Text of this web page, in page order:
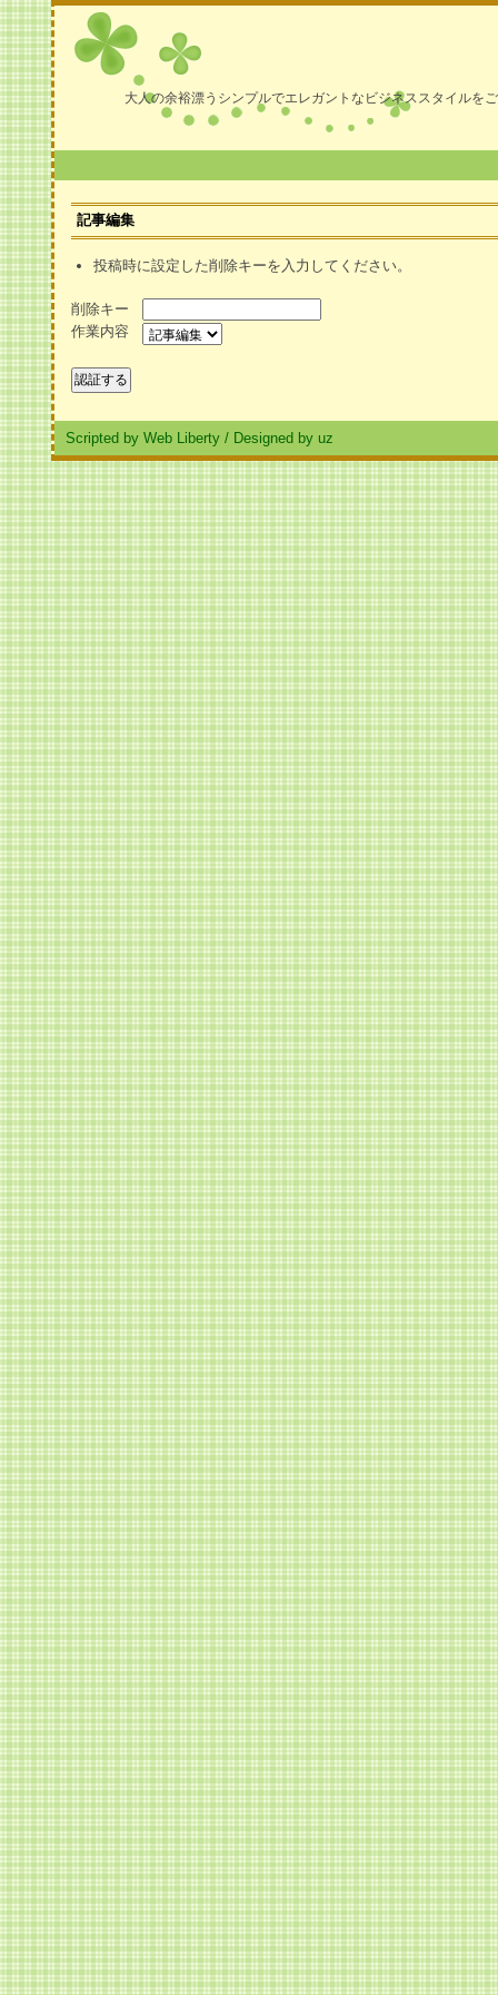
大人の余裕漂うシンプルでエレガントなビジネススタイルを
記事編集
投稿時に設定した削除キーを入力してください。
削除キー
作業内容
Scripted by Web Liberty / Designed by uz